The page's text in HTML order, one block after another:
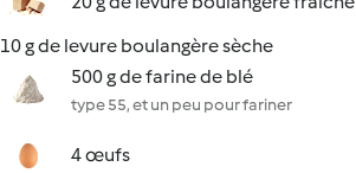
10 g de levure boulangère sèche
500 g de farine de blé
type 55, et un peu pour fariner
4 œufs